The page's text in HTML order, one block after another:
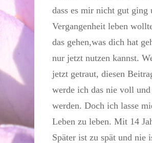
dass es mir nicht gut ging
Vergangenheit leben
das gehen,was dich hat
nur jetzt nutzen kannst.
jetzt getraut, diesen
werde ich das nie voll
werden. Doch ich lasse
Leben zu leben. Mit 14
Später ist zu spät und nie